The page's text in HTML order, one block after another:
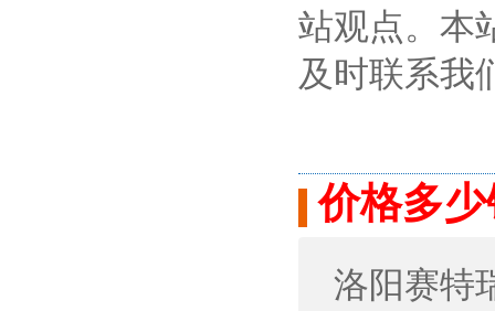
站观点。本
及时联系我
价格多
洛阳赛特